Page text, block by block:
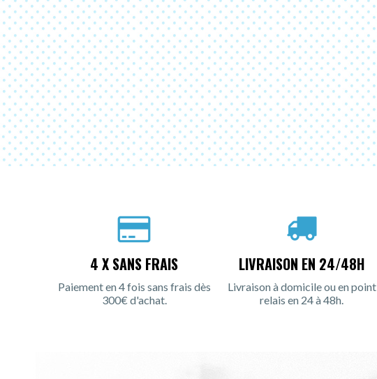
4 X SANS FRAIS
Paiement en 4 fois sans frais dès
300€ d'achat.
LIVRAISON EN 24/48H
Livraison à domicile ou en point
relais en 24 à 48h.